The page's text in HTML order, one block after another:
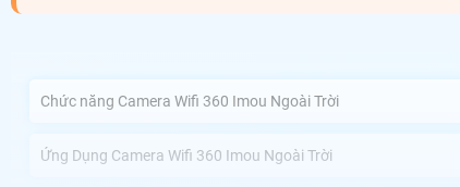
Chức năng Camera Wifi 360 Imou Ngoài Trời
Ứng Dụng Camera Wifi 360 Imou Ngoài Trời